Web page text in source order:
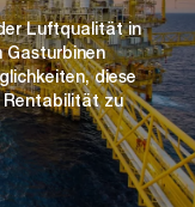
Luftqualität in
Gasturbinen
diese
Rentabilität zu